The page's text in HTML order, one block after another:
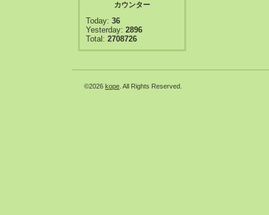
カウンター
Today: 36
Yesterday: 2896
Total: 2708726
©2026 kope . All Rights Reserved.